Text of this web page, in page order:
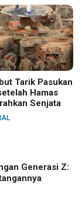
Tarik Pasukan
Hamas
Senjata
Generasi Z: